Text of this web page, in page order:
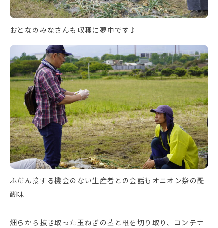
おとなのみなさんも収穫に夢中です♪
ふだん接する機会のない生産者との会話もオニオン祭の醍
醐味
畑らから抜き取った玉ねぎの茎と根を切り取り、コンテナ